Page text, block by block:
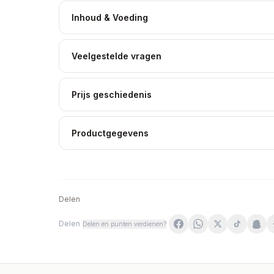
Inhoud & Voeding
Veelgestelde vragen
Prijs geschiedenis
Productgegevens
Delen
Delen Delen en punten verdienen?
Nami - Mumio Ashwagandha - 60 Vege Caps